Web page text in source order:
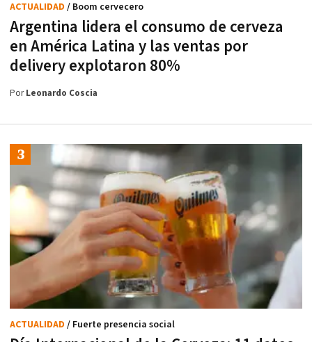
Argentina lidera el consumo de cerveza
en América Latina y las ventas por
delivery explotaron 80%
ACTUALIDAD / Boom cervecero
PorLeonardo Coscia
ACTUALIDAD / Fuerte presencia social